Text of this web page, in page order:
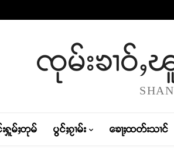
ၸုမ်းၶၢဝ်ႇ
SHAN
းႁူမ်ႈတုမ် ပွင်ႈၵႂၢမ်း ၶေႃႈထတ်းသၢင်